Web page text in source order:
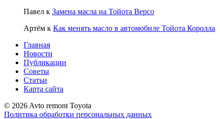
Павел к Замена масла на Тойота Версо
Артём к Как менять масло в автомобиле Тойота Королла
Главная
Новости
Публикации
Советы
Статьи
Карта сайта
© 2026 Avto remont Toyota
Политика обработки персональных данных